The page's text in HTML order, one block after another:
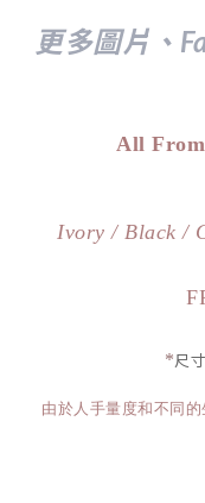
更多圖片、
All
Ivory / Black /
*尺
由於人手量度和不同